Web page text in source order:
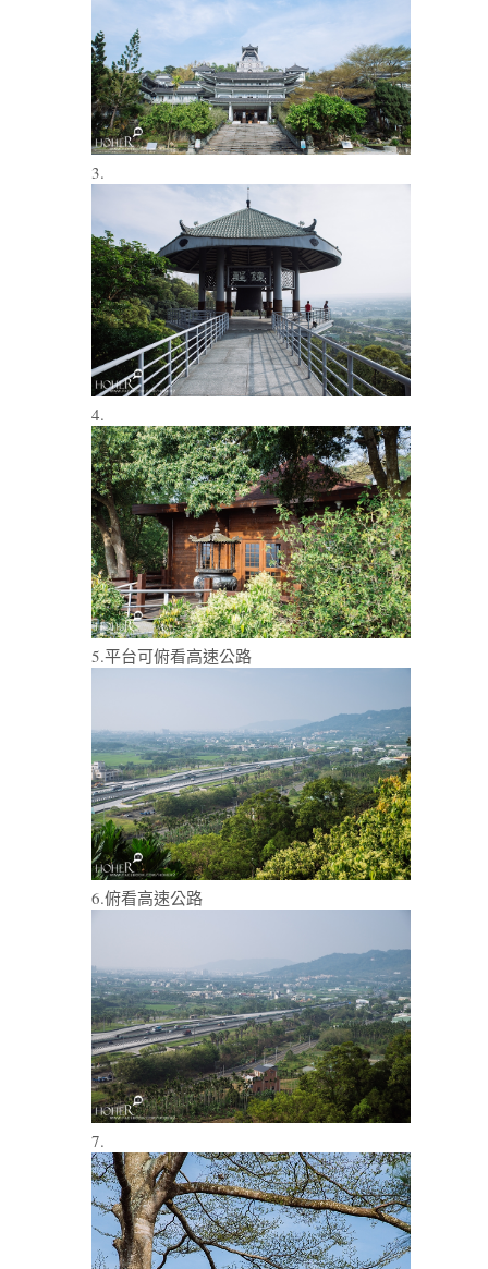
3.
4.
5.平台可俯看高速公路
6.俯看高速公路
7.